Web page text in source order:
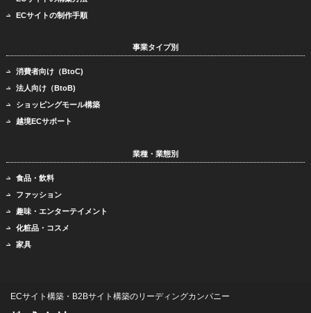
ECサイトの制作手順
事業タイプ別
消費者向け（BtoC)
法人向け（BtoB)
ショッピングモール構築
越境ECサポート
業種・業態別
食品・飲料
ファッション
趣味・エンターテイメント
化粧品・コスメ
家具
ECサイト構築・B2Bサイト構築のリーディングカンパニー